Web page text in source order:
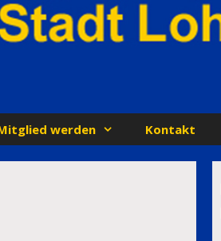
werden Kontakt